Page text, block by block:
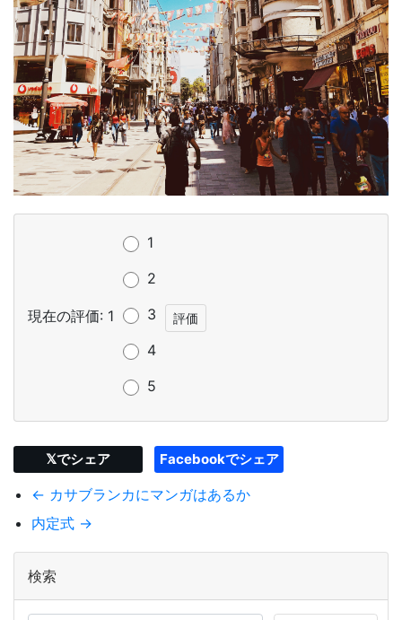
現在の評価: 1
1
2
3
4
5
𝕏でシェア Facebookでシェア
← カサブランカにマンガはあるか
内定式 →
検索